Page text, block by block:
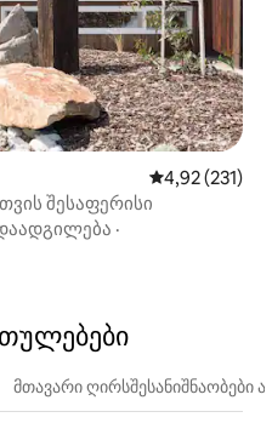
საშუალო
4,92 (231)
შესაფერისი
·
მთავარი